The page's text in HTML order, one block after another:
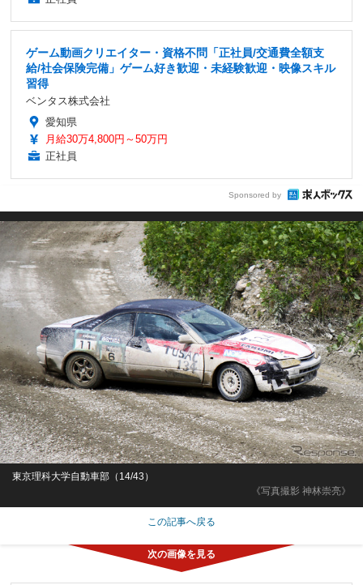
ゲーム動画クリエイター・資格不問「正社員/交通費全額支
給/社会保険完備」ゲーム好き歓迎・未経験歓迎・映像スキル
習得
ベンタス株式会社
愛知県
月給30万4,800円～50万円
正社員
Sponsored by
《写真撮影 神林崇亮》
東京理科大学自動車部（14/43）
この記事へ戻る